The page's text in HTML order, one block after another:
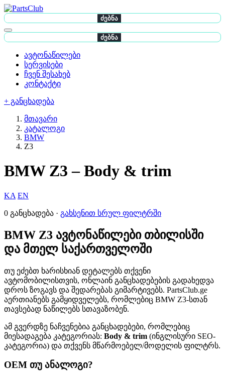
ძებნა
ძებნა
ავტონაწილები
სერვისები
ჩვენ შესახებ
კონტაქტი
+ განცხადება
მთავარი
კატალოგი
BMW
Z3
BMW Z3 – Body & trim
KA EN
0 განცხადება · გახსენით სრულ ფილტრში
BMW Z3 ავტონაწილები თბილისში
და მთელ საქართველოში
თუ ეძებთ ხარისხიან დეტალებს თქვენი
ავტომობილისთვის, ონლაინ განცხადებების გადახედვა
დროს ზოგავს და შედარებას გიმარტივებს. PartsClub.ge
აერთიანებს გამყიდველებს, რომლებიც BMW Z3-სთან
თავსებად ნაწილებს სთავაზობენ.
ამ გვერდზე ნაჩვენებია განცხადებები, რომლებიც
მიესადაგება კატეგორიას: Body & trim (ინგლისური SEO-
კატეგორია) და თქვენს მწარმოებელ/მოდელის ფილტრს.
OEM თუ ანალოგი?